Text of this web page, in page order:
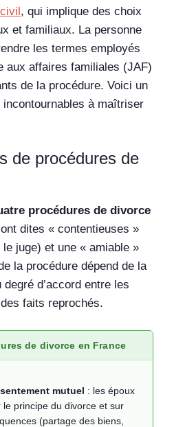
, qui implique des choix
et familiaux. La personne
les termes employés
aux affaires familiales (JAF)
de la procédure. Voici un
incontournables à maîtriser
de procédures de
procédures de divorce
dites « contentieuses »
juge) et une « amiable »
la procédure dépend de la
d’accord entre les
faits reprochés.
de divorce en France
mutuel : les époux
le principe du divorce et sur
(partage des biens,